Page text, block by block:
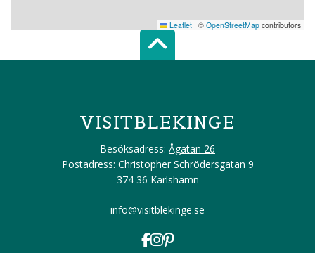
Leaflet | © OpenStreetMap contributors
Scroll top of
VISITBLEKINGE
Besöksadress: Ågatan 26
Postadress: Christopher Schrödersgatan 9
374 36 Karlshamn
info@visitblekinge.se